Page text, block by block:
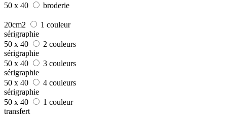
50 x 40
broderie
20cm2
1 couleur
sérigraphie
50 x 40
2 couleurs
sérigraphie
50 x 40
3 couleurs
sérigraphie
50 x 40
4 couleurs
sérigraphie
50 x 40
1 couleur
transfert